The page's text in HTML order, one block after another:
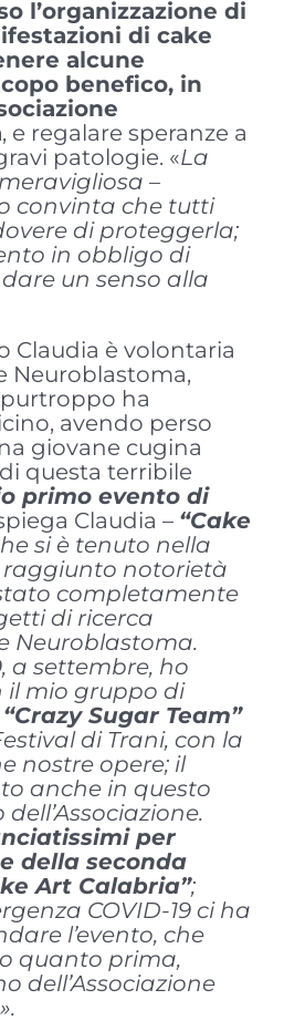
l’organizzazione di
di cake
alcune
benefico, in
, e regalare speranze a
patologie. «La
–
convinta che tutti
di proteggerla;
in obbligo di
un senso alla
Claudia è volontaria
Neuroblastoma,
ha
avendo perso
giovane cugina
questa terribile
primo evento di
Claudia – “Cake
si è tenuto nella
raggiunto notorietà
completamente
di ricerca
Neuroblastoma.
a settembre, ho
mio gruppo di
“Crazy Sugar Team”
di Trani, con la
nostre opere; il
anche in questo
per
della seconda
Art Calabria”;
COVID-19 ci ha
l’evento, che
quanto prima,
dell’Associazione